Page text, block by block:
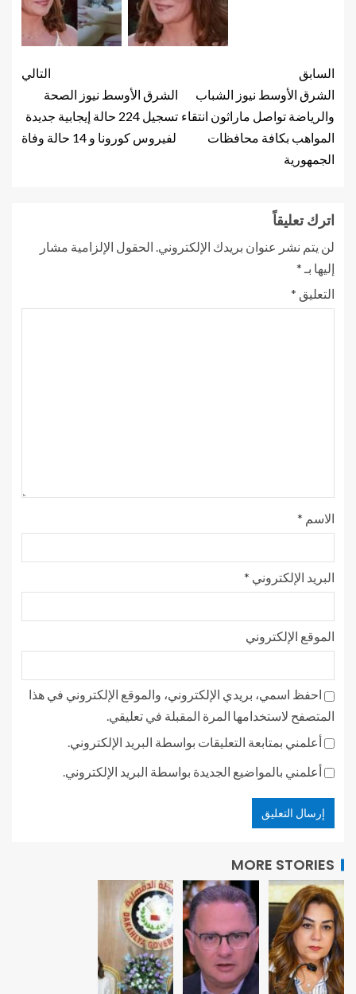
السابق
الشرق الأوسط نيوز الشباب
والرياضة تواصل ماراثون انتقاء
المواهب بكافة محافظات
الجمهورية
التالي
الشرق الأوسط نيوز الصحة
تسجيل 224 حالة إيجابية جديدة
لفيروس كورونا و 14 حالة وفاة
اترك تعليقاً
لن يتم نشر عنوان بريدك الإلكتروني. الحقول الإلزامية مشار
إليها بـ *
التعليق *
الاسم *
البريد الإلكتروني *
الموقع الإلكتروني
احفظ اسمي، بريدي الإلكتروني، والموقع الإلكتروني في هذا
المتصفح لاستخدامها المرة المقبلة في تعليقي.
أعلمني بمتابعة التعليقات بواسطة البريد الإلكتروني.
أعلمني بالمواضيع الجديدة بواسطة البريد الإلكتروني.
MORE STORIES